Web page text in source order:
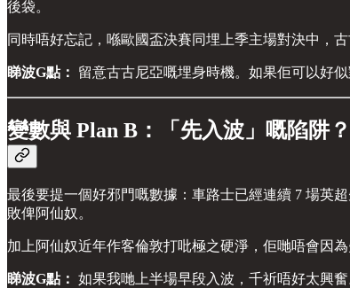
後袋。
同時唔好忘記，喺歐國盃決賽同埋上季主場對決中，
睇波G點： 留意古古尼亞嘅埋身時機。如果佢可以好
變數與 Plan B：「先入波」嘅陷阱？
最後要提一個好邪門嘅數據：車路士已經連續 7 場英
敗俾阿仙奴。
加上阿仙奴近年作客倫敦打吡極之硬淨，佢哋唔會因
睇波G點： 如果我哋上半場早段入波，千祈唔好太興